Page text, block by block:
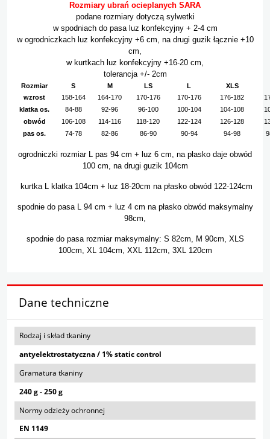
Rozmiary ubrań ocieplanych SARA
podane rozmiary dotyczą sylwetki
w spodniach do pasa luz konfekcyjny + 2-4 cm
w ogrodniczkach luz konfekcyjny +6 cm, na drugi guzik łącznie +10
cm,
w kurtkach luz konfekcyjny +16-20 cm,
tolerancja +/- 2cm
Rozmiar S M LS L
XLS
wzrost
158-164 164-170 170-176 170-176 176-182
klatka os.
84-88 92-96 96-100 100-104 104-108
obwód
106-108 114-116 118-120 122-124 126-128
pas os.
74-78 82-86 86-90 90-94 94-98
ogrodniczki rozmiar L pas 94 cm + luz 6 cm, na płasko daje obwód
100 cm, na drugi guzik 104cm
kurtka L klatka 104cm + luz 18-20cm na płasko obwód 122-124cm
spodnie do pasa L 94 cm + luz 4 cm na płasko obwód maksymalny
98cm,
spodnie do pasa rozmiar maksymalny: S 82cm, M 90cm, XLS
100cm, XL 104cm, XXL 112cm, 3XL 120cm
Dane techniczne
Rodzaj i skład tkaniny
antyelektrostatyczna / 1% static control
Gramatura tkaniny
240 g - 250 g
Normy odzieży ochronnej
EN 1149